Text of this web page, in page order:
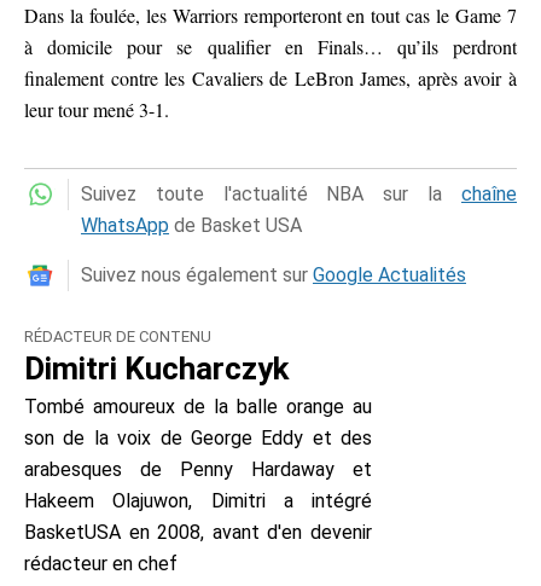
Dans la foulée, les Warriors remporteront en tout cas le Game 7
à domicile pour se qualifier en Finals… qu’ils perdront
finalement contre les Cavaliers de LeBron James, après avoir à
leur tour mené 3-1.
Suivez toute l'actualité NBA sur la chaîne
WhatsApp de Basket USA
Suivez nous également sur Google Actualités
RÉDACTEUR DE CONTENU
Dimitri Kucharczyk
Tombé amoureux de la balle orange au
son de la voix de George Eddy et des
arabesques de Penny Hardaway et
Hakeem Olajuwon, Dimitri a intégré
BasketUSA en 2008, avant d'en devenir
rédacteur en chef